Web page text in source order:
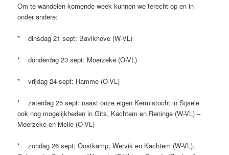
Om te wandelen komende week kunnen we terecht op en in
onder andere:
* dinsdag 21 sept: Bavikhove (W-VL)
* donderdag 23 sept: Moerzeke (O-VL)
* vrijdag 24 sept: Hamme (O-VL)
* zaterdag 25 sept: naast onze eigen Kermistocht in Sijsele
ook nog mogelijkheden in Gits, Kachtem en Reninge (W-VL) –
Moerzeke en Melle (O-VL)
* zondag 26 sept: Oostkamp, Wervik en Kachtem (W-VL),